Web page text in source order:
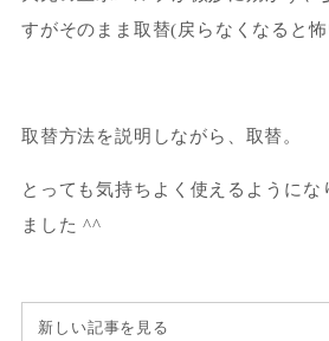
すがそのまま取替(戻らなくなると
取替方法を説明しながら、取替。
とっても気持ちよく使えるようにな
ました ^^
新しい記事を見る